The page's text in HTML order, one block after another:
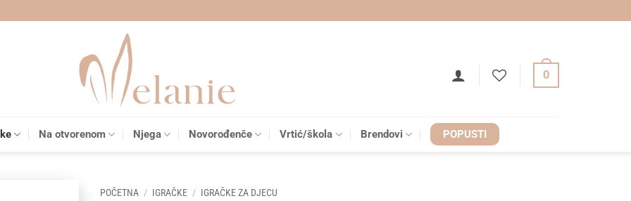
0
Na otvorenom Njega Novorođenče Vrtić/škola Brendovi POPUSTI
POČETNA / IGRAČKE / IGRAČKE ZA DJECU